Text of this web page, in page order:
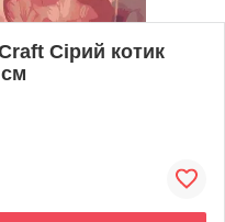
Сірий котик